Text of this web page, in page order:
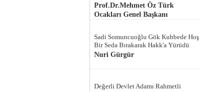
Prof.Dr.Mehmet Öz Türk
Ocakları Genel Başkanı
Sadi Somuncuoğlu Gök Kubbede Hoş
Bir Seda Bırakarak Hakk'a Yürüdü
Nuri Gürgür
Değerli Devlet Adamı Rahmetli